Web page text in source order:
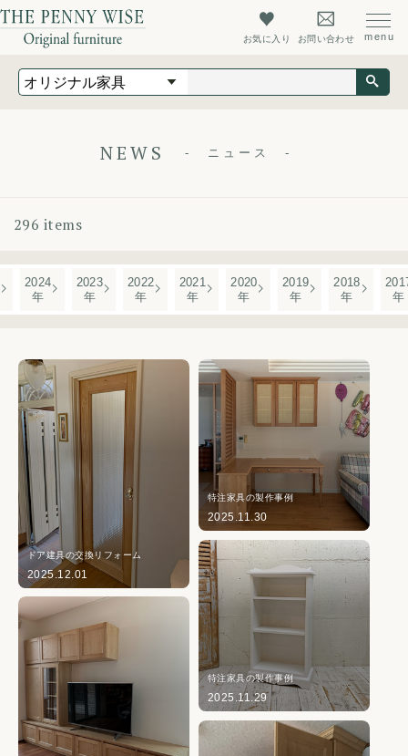
お気に入り お問い合わせ
オリジナル家具
初めての方へ
よくあるご質問
会員登録
NEWS ニュース
296 items
2024
年
2023
年
2022
年
2021
年
2020
年
2019
年
2018
年
年
ドア建具の交換リフォーム
2025.12.01
特注家具の製作事例
2025.11.30
特注家具の製作事例
2025.11.29